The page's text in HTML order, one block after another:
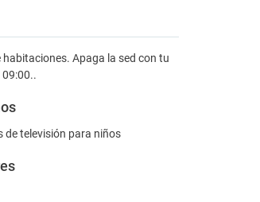
Apaga la sed con tu
de televisión para niños